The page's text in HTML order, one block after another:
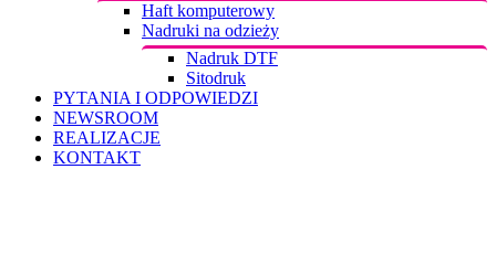
Haft komputerowy
Nadruki na odzieży
Nadruk DTF
Sitodruk
PYTANIA I ODPOWIEDZI
NEWSROOM
REALIZACJE
KONTAKT